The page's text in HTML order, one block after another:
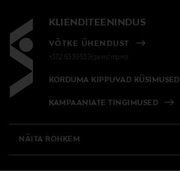
KLIENDITEENINDUS
VÕTKE ÜHENDUST
+372 6339539(pvm/mpm)
KORDUMA KIPPUVAD KÜSIMUSED
KAMPAANIATE TINGIMUSED
NÄITA ROHKEM